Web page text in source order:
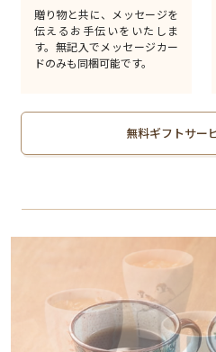
贈り物と共に、メッセージを
伝えるお手伝いをいたしま
す。無記入でメッセージカー
ドのみも同梱可能です。
無料ギフトサー